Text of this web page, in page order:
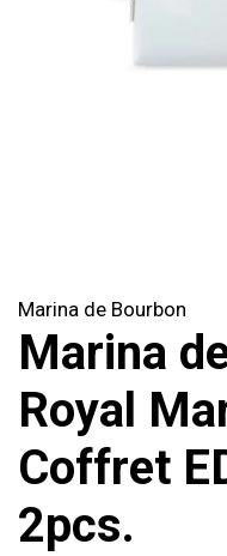
Marina de Bourbon
Marina
Royal
Coffret
2pcs.